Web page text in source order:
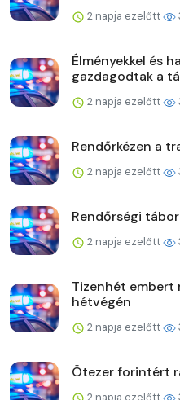
2 napja ezelőtt
Élményekkel és
gazdagodtak a
2 napja ezelőtt
Rendőrkézen a
2 napja ezelőtt
Rendőrségi
2 napja ezelőtt
Tizenhét embert
hétvégén
2 napja ezelőtt
Ötezer forintért
2 napja ezelőtt